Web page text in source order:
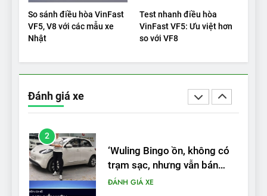
So sánh điều hòa VinFast
VF5, V8 với các mẫu xe
Nhật
Test nhanh điều hòa
VinFast VF5: Ưu việt hơn
so với VF8
Đánh giá xe
2025: Green Car Reports
nêu tên 5 người vào chung
kết – Mỹ
ĐÁNH GIÁ XE
‘Wuling Bingo ồn, không có
trạm sạc, nhưng vẫn bán
3
VinFast VF8 chinh phục Tây
Tạng: ‘Tự hào là đoàn xe
điện Việt Nam đầu tiên lăn
ĐÁNH GIÁ XE